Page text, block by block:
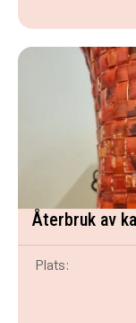
Återbruk av
Plats: